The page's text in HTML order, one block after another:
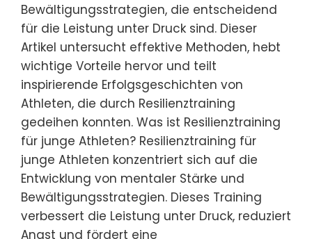
Bewältigungsstrategien, die entscheidend
für die Leistung unter Druck sind. Dieser
Artikel untersucht effektive Methoden, hebt
wichtige Vorteile hervor und teilt
inspirierende Erfolgsgeschichten von
Athleten, die durch Resilienztraining
gedeihen konnten. Was ist Resilienztraining
für junge Athleten? Resilienztraining für
junge Athleten konzentriert sich auf die
Entwicklung von mentaler Stärke und
Bewältigungsstrategien. Dieses Training
verbessert die Leistung unter Druck, reduziert
Angst und fördert eine